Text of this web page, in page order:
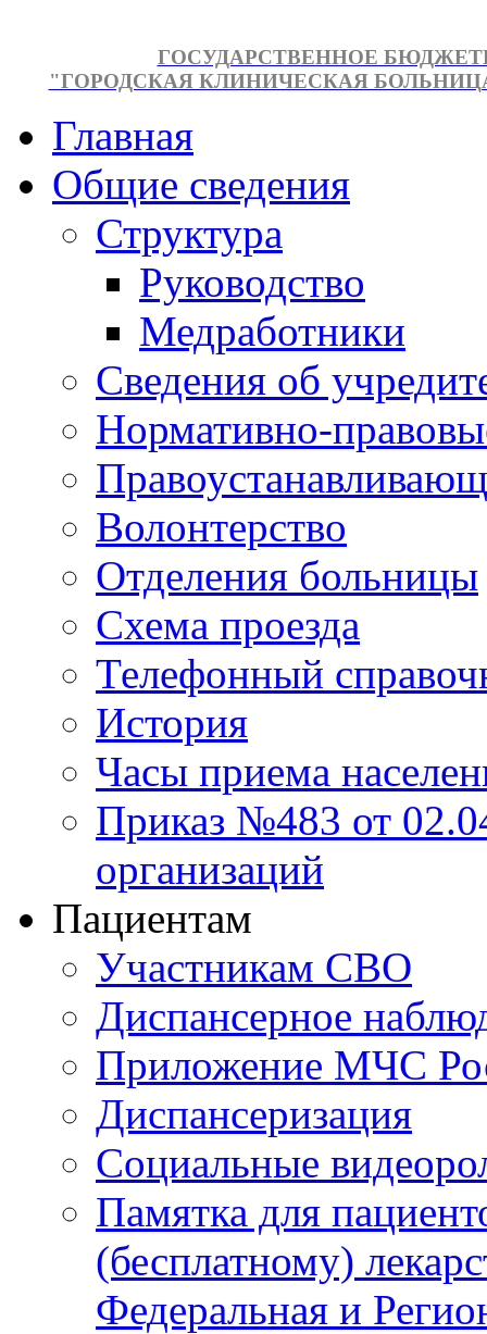
ГОСУДАРСТВЕННОЕ
"ГОРОДСКАЯ КЛИНИЧЕСКАЯ
Главная
Общие сведения
Структура
Руководство
Медработники
Сведения об
Нормативно-
Волонтерство
Отделения больницы
Схема проезда
Телефонный
История
Часы приема
Приказ №483 от
организаций
Пациентам
Участникам СВО
Диспансерное
Приложение МЧС
Диспансеризация
Социальные
Памятка для
(бесплатному)
Федеральная и